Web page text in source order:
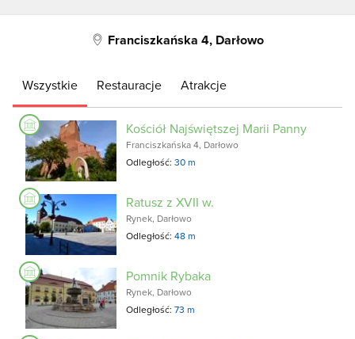
Franciszkańska 4, Darłowo
Wszystkie Restauracje Atrakcje
Kościół Najświętszej Marii Panny
Franciszkańska 4, Darłowo
Odległość:30 m
Ratusz z XVII w.
Rynek, Darłowo
Odległość:48 m
Pomnik Rybaka
Rynek, Darłowo
Odległość:73 m